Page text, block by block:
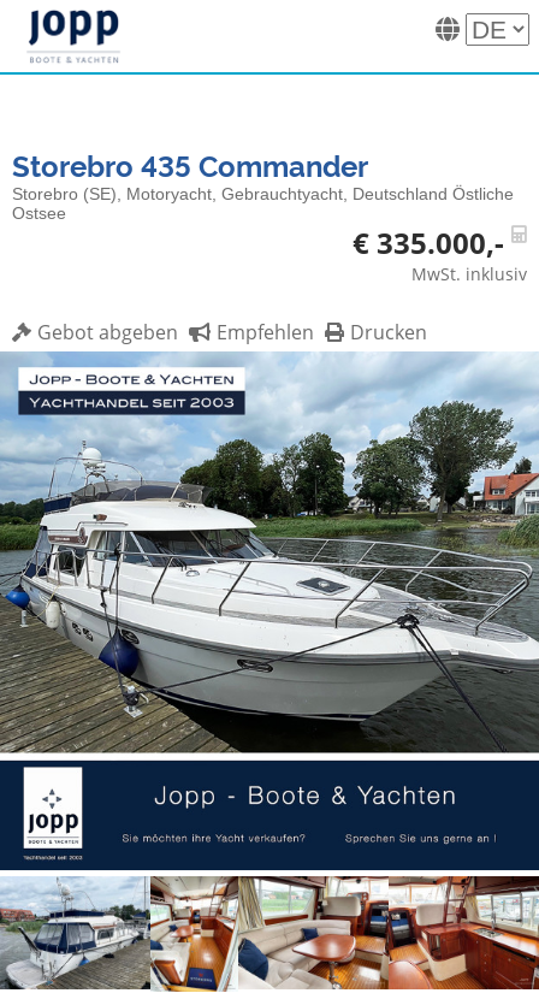
Storebro 435 Commander
Storebro (SE), Motoryacht, Gebrauchtyacht, Deutschland Östliche
Ostsee
€ 335.000,-
MwSt. inklusiv
Gebot abgeben Empfehlen Drucken